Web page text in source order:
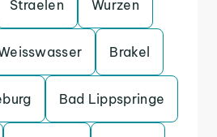
Straelen Wurzen
Brakel
Bad Lippspringe